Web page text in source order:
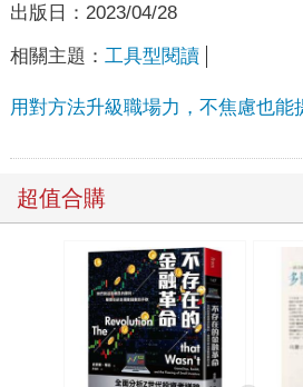
出版日： 2023/04/28
相關主題： 工具型閱讀
用對方法升級職場力，不焦慮也能
超值合購